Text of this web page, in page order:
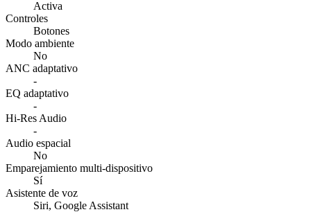
Activa
Controles
Botones
Modo ambiente
No
ANC adaptativo
-
EQ adaptativo
-
Hi-Res Audio
-
Audio espacial
No
Emparejamiento multi-dispositivo
Sí
Asistente de voz
Siri, Google Assistant